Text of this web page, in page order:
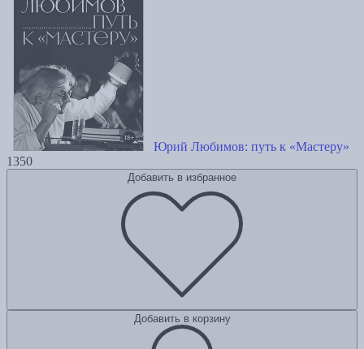
Юрий Любимов: путь к «Мастеру»
1350
Добавить в избранное
Добавить в корзину